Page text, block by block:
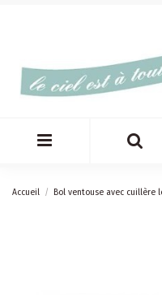
Accueil Bol ventouse avec cuillère